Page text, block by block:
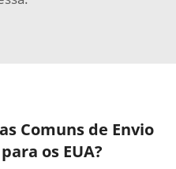
Comuns de Envio
os EUA?